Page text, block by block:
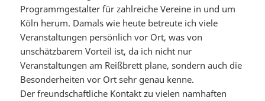
Programmgestalter für zahlreiche Vereine in und um
Köln herum. Damals wie heute betreute ich viele
Veranstaltungen persönlich vor Ort, was von
unschätzbarem Vorteil ist, da ich nicht nur
Veranstaltungen am Reißbrett plane, sondern auch die
Besonderheiten vor Ort sehr genau kenne.
Der freundschaftliche Kontakt zu vielen namhaften